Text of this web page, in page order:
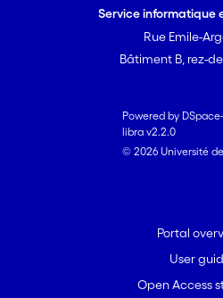
Service informatique
Rue Emile-
Bâtiment B, rez-
Powered by
libra v2.2.0
© 2026 Université
Portal
User
Open Access